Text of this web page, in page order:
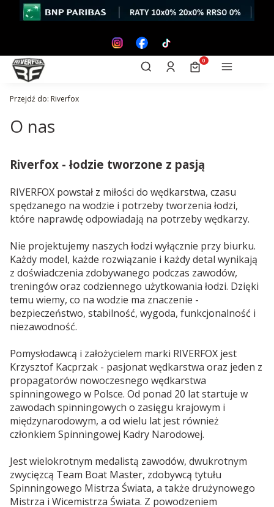
Otwórz wyszukiwarkę
Szukaj Zaloguj sięProdukty w
Koszyk Menu
Przejdź do: Riverfox
O nas
Riverfox - łodzie tworzone z pasją
RIVERFOX powstał z miłości do wędkarstwa, czasu
spędzanego na wodzie i potrzeby tworzenia łodzi,
które naprawdę odpowiadają na potrzeby wędkarzy.
Nie projektujemy naszych łodzi wyłącznie przy biurku.
Każdy model, każde rozwiązanie i każdy detal wynikają
z doświadczenia zdobywanego podczas zawodów,
treningów oraz codziennego użytkowania łodzi. Dzięki
temu wiemy, co na wodzie ma znaczenie -
bezpieczeństwo, stabilność, wygoda, funkcjonalność i
niezawodność.
Pomysłodawcą i założycielem marki RIVERFOX jest
Krzysztof Kacprzak - pasjonat wędkarstwa oraz jeden z
propagatorów nowoczesnego wędkarstwa
spinningowego w Polsce. Od ponad 20 lat startuje w
zawodach spinningowych o zasięgu krajowym i
międzynarodowym, a od wielu lat jest również
członkiem Spinningowej Kadry Narodowej.
Jest wielokrotnym medalistą zawodów, dwukrotnym
zwycięzcą Team Boat Master, zdobywcą tytułu
Spinningowego Mistrza Świata, a także drużynowego
Mistrza i Wicemistrza Świata. Z powodzeniem